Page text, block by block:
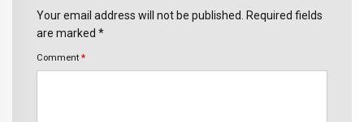
Your email address will not be published. Required fields
are marked *
Comment *